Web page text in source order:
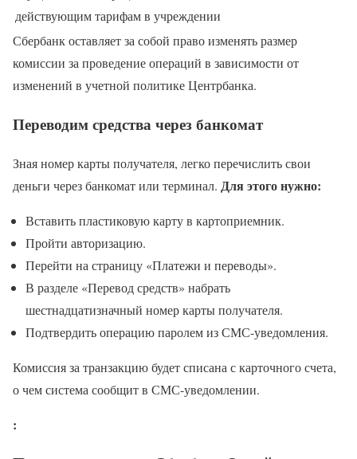
действующим тарифам в учреждении
Сбербанк оставляет за собой право изменять размер
комиссии за проведение операций в зависимости от
изменений в учетной политике Центрбанка.
Переводим средства через банкомат
Зная номер карты получателя, легко перечислить свои
деньги через банкомат или терминал. Для этого нужно:
Вставить пластиковую карту в картоприемник.
Пройти авторизацию.
Перейти на страницу «Платежи и переводы».
В разделе «Перевод средств» набрать
шестнадцатизначный номер карты получателя.
Подтвердить операцию паролем из СМС-уведомления.
Комиссия за транзакцию будет списана с карточного счета,
о чем система сообщит в СМС-уведомлении.
: